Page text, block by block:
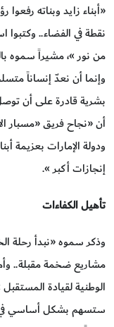
«أبناء زايد وبناته رفعوا
نقطة في الفضاء..
من نور »، مشيراً سموه
وإنما أن نعدّ إنساناً
بشرية قادرة على أن
أن «نجاح فريق «مسبار
ودولة الإمارات بعزيمة
إنجازات أكبر ».
تأهيل الكفاءات
وذكر سموه «نبدأ رحلة
مشاريع ضخمة مقبلة..
الوطنية لقيادة
ستسهم بشكل أساسي في